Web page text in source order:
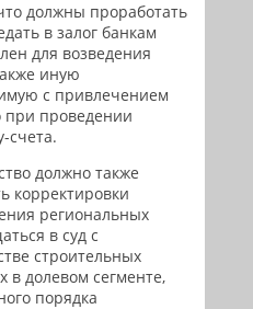
должны проработать
в залог банкам
для возведения
иную
с привлечением
при проведении
счета.
должно также
корректировки
региональных
в суд с
строительных
долевом сегменте,
порядка